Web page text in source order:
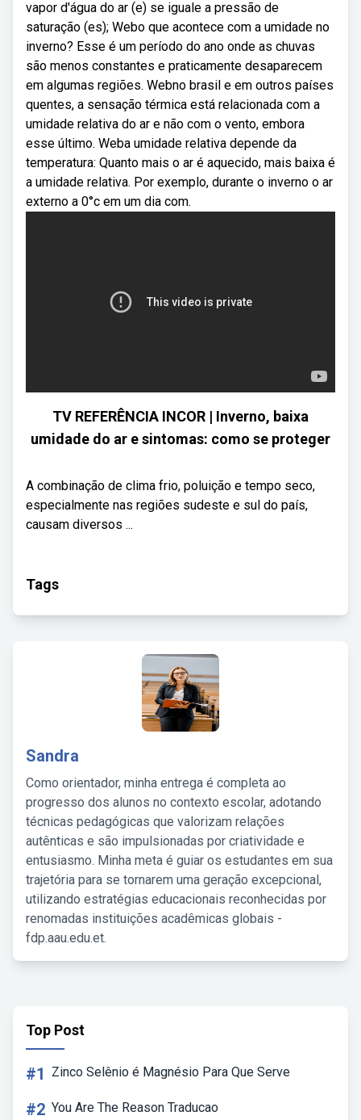
vapor d'água do ar (e) se iguale a pressão de
saturação (es); Webo que acontece com a umidade no
inverno? Esse é um período do ano onde as chuvas
são menos constantes e praticamente desaparecem
em algumas regiões. Webno brasil e em outros países
quentes, a sensação térmica está relacionada com a
umidade relativa do ar e não com o vento, embora
esse último. Weba umidade relativa depende da
temperatura: Quanto mais o ar é aquecido, mais baixa é
a umidade relativa. Por exemplo, durante o inverno o ar
externo a 0°c em um dia com.
TV REFERÊNCIA INCOR | Inverno, baixa
umidade do ar e sintomas: como se proteger
A combinação de clima frio, poluição e tempo seco,
especialmente nas regiões sudeste e sul do país,
causam diversos ...
Tags
Sandra
Como orientador, minha entrega é completa ao
progresso dos alunos no contexto escolar, adotando
técnicas pedagógicas que valorizam relações
autênticas e são impulsionadas por criatividade e
entusiasmo. Minha meta é guiar os estudantes em sua
trajetória para se tornarem uma geração excepcional,
utilizando estratégias educacionais reconhecidas por
renomadas instituições acadêmicas globais -
fdp.aau.edu.et.
Top Post
#1 Zinco Selênio é Magnésio Para Que Serve
#2 You Are The Reason Traducao